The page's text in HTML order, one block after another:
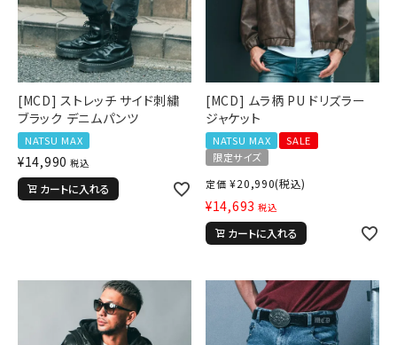
[MCD] ストレッチ サイド刺繍
ブラック デニムパンツ
NATSU MAX
¥14,990 税込
カートに入れる
[MCD] ムラ柄 PU ドリズラー
ジャケット
NATSU MAX
SALE
限定サイズ
定価 ¥20,990(税込)
¥14,693 税込
カートに入れる